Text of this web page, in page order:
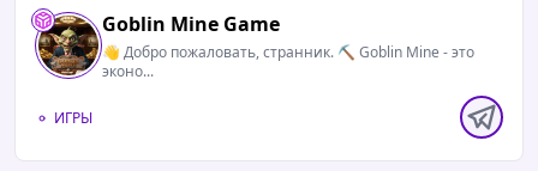
Goblin Mine Game
👋 Добро пожаловать, странник. ⛏ Goblin Mine - это
эконо...
ИГРЫ